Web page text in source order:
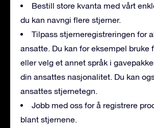
Bestill store kvanta med vårt
du kan navngi flere stjerner.
Tilpass stjerneregistreringen for
ansatte. Du kan for eksempel bruke
eller velg et annet språk i
din ansattes nasjonalitet. Du kan
ansattes stjernetegn.
Jobb med oss for å registrere
blant stjernene.